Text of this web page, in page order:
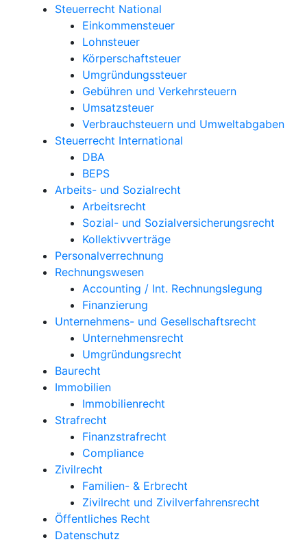
Steuerrecht National
Einkommensteuer
Lohnsteuer
Körperschaftsteuer
Umgründungssteuer
Gebühren und Verkehrsteuern
Umsatzsteuer
Verbrauchsteuern und Umweltabgaben
Steuerrecht International
DBA
BEPS
Arbeits- und Sozialrecht
Arbeitsrecht
Sozial- und Sozialversicherungsrecht
Kollektivverträge
Personalverrechnung
Rechnungswesen
Accounting / Int. Rechnungslegung
Finanzierung
Unternehmens- und Gesellschaftsrecht
Unternehmensrecht
Umgründungsrecht
Baurecht
Immobilien
Immobilienrecht
Strafrecht
Finanzstrafrecht
Compliance
Zivilrecht
Familien- & Erbrecht
Zivilrecht und Zivilverfahrensrecht
Öffentliches Recht
Datenschutz